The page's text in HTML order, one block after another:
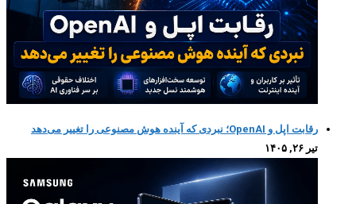
رقابت اپل و OpenAI؛ نبردی که آینده هوش مصنوعی را تغییر می‌دهد
تیر ۲۶, ۱۴۰۵